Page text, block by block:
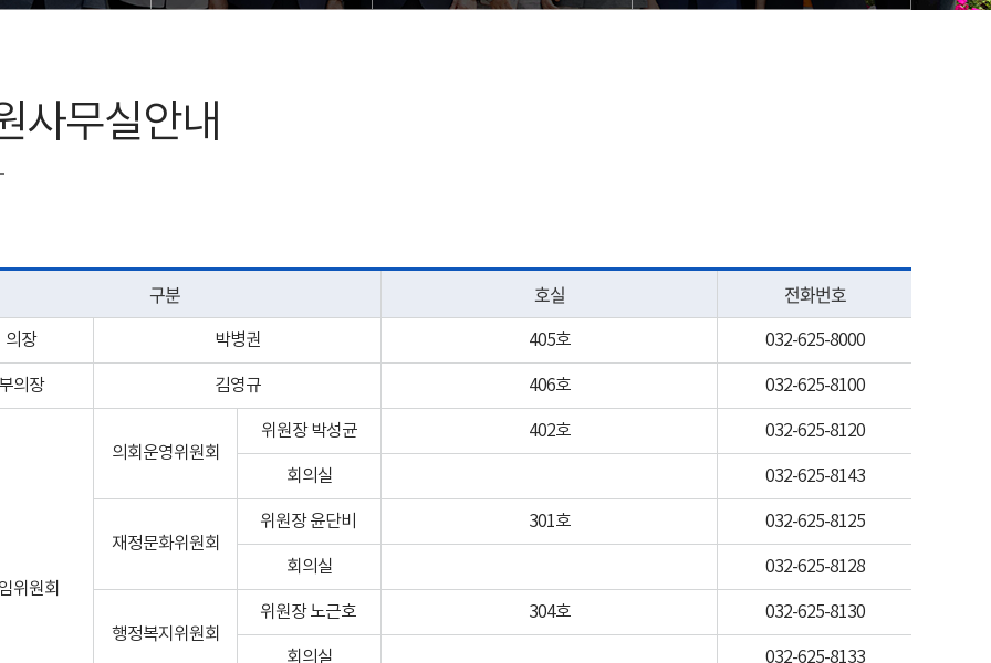
사무실안내
구분 호실 전화번호
의장 박병권 405호 032-625-8000
의장 김영규 406호 032-625-8100
위원회
의회운영위원회
위원장 박성균 402호 032-625-8120
회의실 032-625-8143
재정문화위원회
위원장 윤단비 301호 032-625-8125
회의실 032-625-8128
행정복지위원회
위원장 노근호 304호 032-625-8130
회의실 032-625-8133